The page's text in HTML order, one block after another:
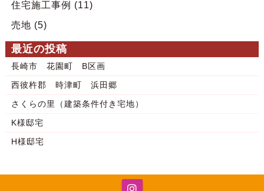
住宅施工事例 (11)
売地 (5)
最近の投稿
長崎市 花園町 B区画
西彼杵郡 時津町 浜田郷
さくらの里（建築条件付き宅地）
K様邸宅
H様邸宅